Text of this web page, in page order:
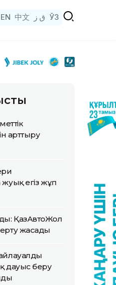
EN 中文 ق ز ЎЗ
арттыру
егіз жұп
ҚазАвтоЖол
жасады
дауыс беру